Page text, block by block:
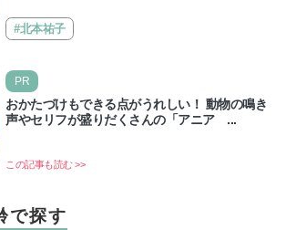
催…
#北本祐子
PR
おかたづけもできる点がうれしい！ 動物の鳴き
声やセリフが盛りだくさんの「アニア ...
この記事も読む >>
で探す